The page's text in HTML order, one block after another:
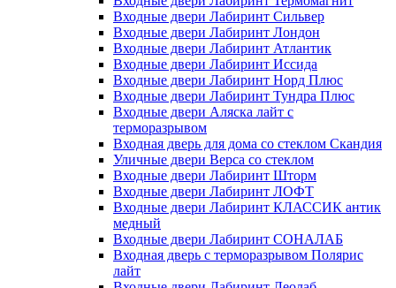
Входные двери Лабиринт Сильвер
Входные двери Лабиринт Лондон
Входные двери Лабиринт Атлантик
Входные двери Лабиринт Иссида
Входные двери Лабиринт Норд Плюс
Входные двери Лабиринт Тундра Плюс
Входные двери Аляска лайт с
терморазрывом
Входная дверь для дома со стеклом Скандия
Уличные двери Верса со стеклом
Входные двери Лабиринт Шторм
Входные двери Лабиринт ЛОФТ
Входные двери Лабиринт КЛАССИК антик
медный
Входные двери Лабиринт СОНАЛАБ
Входная дверь с терморазрывом Полярис
лайт